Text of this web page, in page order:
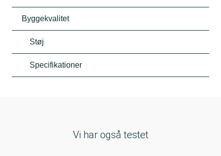
Byggekvalitet
Støj
Specifikationer
Vi har også testet